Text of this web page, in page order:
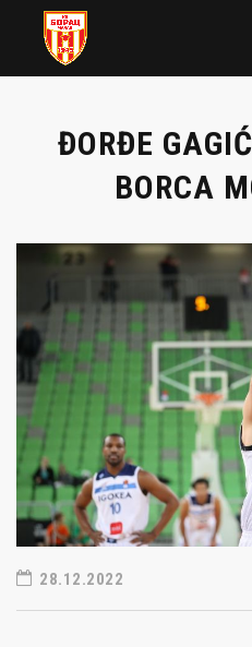
ĐORĐE
BORCA
28.12.2022